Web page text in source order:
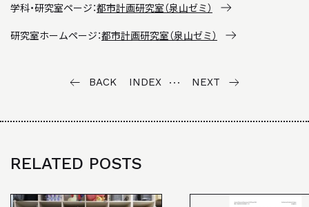
学科・研究室ページ：都市計画研究室（泉⼭ゼミ）
研究室ホームページ：都市計画研究室（泉⼭ゼミ）
BACK INDEX NEXT
RELATED POSTS